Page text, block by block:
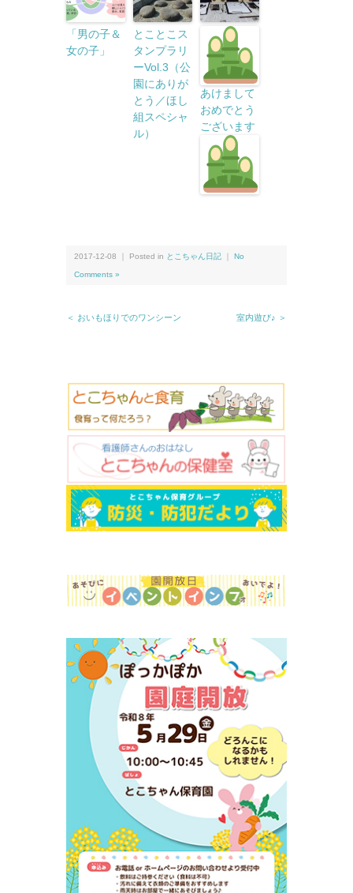
「男の子＆
女の子」
とことこス
タンプラリ
ーVol.3（公
園にありが
とう／ほし
組スペシャ
ル）
あけまして
おめでとう
ございます
2017-12-08 ｜ Posted in とこちゃん日記 No
Comments »
＜ おいもほりでのワンシーン 室内遊び♪ ＞